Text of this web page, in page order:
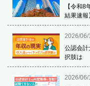
【令和
結果速報
2026/06/
公認会計
択肢は
2026/06/